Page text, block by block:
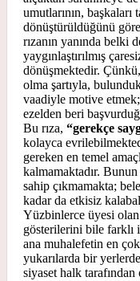
umutlarının,
dönüştürüldüğünü
rızanın yanında belki
yaygınlaştırılmış
dönüşmektedir.
olma şartıyla,
vaadiyle motive
ezelden beri
Bu rıza, “gerekçe
kolayca
gereken en temel
kalmamaktadır.
sahip çıkmamakta;
kadar da etkisiz
Yüzbinlerce üyesi
gösterilerini bile farklı
ana muhalefetin en
yukarılarda bir
siyaset halk